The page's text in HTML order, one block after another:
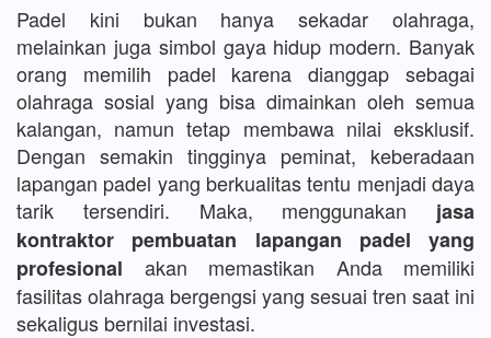
Padel kini bukan hanya sekadar olahraga,
melainkan juga simbol gaya hidup modern. Banyak
orang memilih padel karena dianggap sebagai
olahraga sosial yang bisa dimainkan oleh semua
kalangan, namun tetap membawa nilai eksklusif.
Dengan semakin tingginya peminat, keberadaan
lapangan padel yang berkualitas tentu menjadi daya
tarik tersendiri. Maka, menggunakan jasa
kontraktor pembuatan lapangan padel yang
profesional akan memastikan Anda memiliki
fasilitas olahraga bergengsi yang sesuai tren saat ini
sekaligus bernilai investasi.